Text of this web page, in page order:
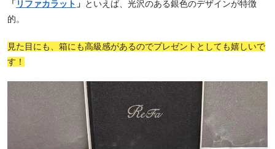
「 リファカラット 」 といえば、光沢のある銀色のデザインが特徴
的。
見た目にも、箱にも高級感があるのでプレゼントとしても嬉しいで
す！